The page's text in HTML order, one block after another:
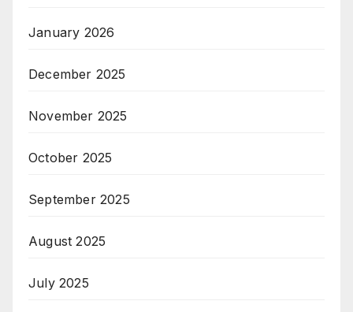
January 2026
December 2025
November 2025
October 2025
September 2025
August 2025
July 2025